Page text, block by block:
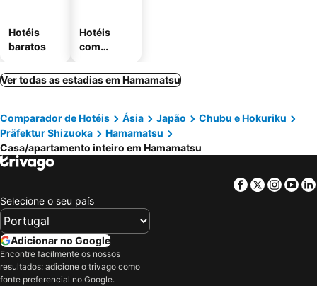
Hotéis
baratos
Hotéis
com
mento
Ver todas as estadias em Hamamatsu
Comparador de Hotéis Ásia Japão
Chubu e Hokuriku
Präfektur Shizuoka
Hamamatsu
Casa/apartamento inteiro em Hamamatsu
Facebook
Twitter
Selecione o seu país
Adicionar no Google
Encontre facilmente os nossos
resultados: adicione o trivago como
fonte preferencial no Google.